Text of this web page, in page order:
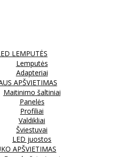
LEMPUTĖS
Lemputės
Adapteriai
APŠVIETIMAS
Maitinimo šaltiniai
Panelės
Profiliai
Valdikliai
Šviestuvai
LED juostos
APŠVIETIMAS